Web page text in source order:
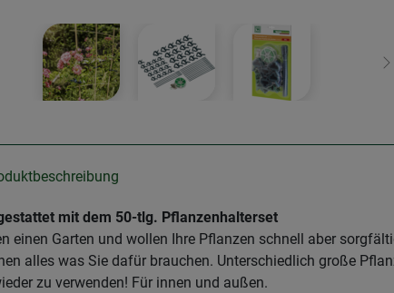
mit dem 50-tlg. Pflanzenhalterset
einen Garten und wollen Ihre Pflanzen schnell aber
alles was Sie dafür brauchen. Unterschiedlich große
zu verwenden! Für innen und außen.